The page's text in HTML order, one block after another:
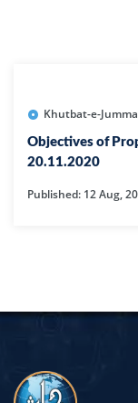
Khutbat-e-
Objectives of
20.11.2020
Published: 12 Aug,